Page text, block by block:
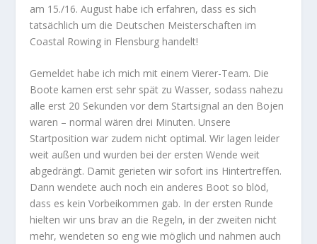
am 15./16. August habe ich erfahren, dass es sich
tatsächlich um die Deutschen Meisterschaften im
Coastal Rowing in Flensburg handelt!
Gemeldet habe ich mich mit einem Vierer-Team. Die
Boote kamen erst sehr spät zu Wasser, sodass nahezu
alle erst 20 Sekunden vor dem Startsignal an den Bojen
waren – normal wären drei Minuten. Unsere
Startposition war zudem nicht optimal. Wir lagen leider
weit außen und wurden bei der ersten Wende weit
abgedrängt. Damit gerieten wir sofort ins Hintertreffen.
Dann wendete auch noch ein anderes Boot so blöd,
dass es kein Vorbeikommen gab. In der ersten Runde
hielten wir uns brav an die Regeln, in der zweiten nicht
mehr, wendeten so eng wie möglich und nahmen auch